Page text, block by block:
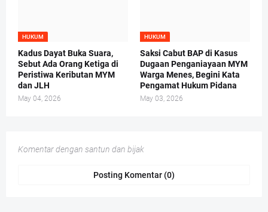
HUKUM
Kadus Dayat Buka Suara,
Sebut Ada Orang Ketiga di
Peristiwa Keributan MYM
dan JLH
May 04, 2026
HUKUM
Saksi Cabut BAP di Kasus
Dugaan Penganiayaan MYM
Warga Menes, Begini Kata
Pengamat Hukum Pidana
May 03, 2026
Komentar dengan santun dan bijak
Posting Komentar (0)